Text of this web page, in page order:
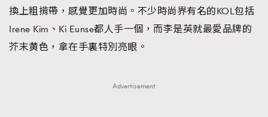
換上粗揹帶，感覺更加時尚。不少時尚界有名的KOL包括
Irene Kim、Ki Eunse都人手一個，而李是英就最愛品牌的
芥末黄色，拿在手裏特別亮眼。
Advertisement